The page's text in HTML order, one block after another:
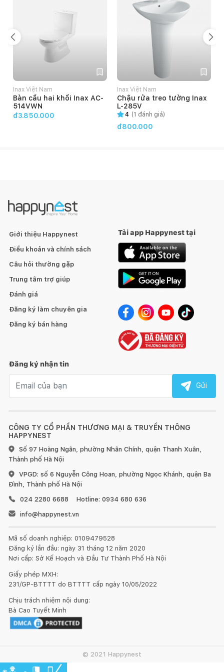
Kết cấu dạng tổ ong giúp ổn định lưu lượng, tạo ra dòng
nước êm, giảm tiếng ồn, tạo bọt, tiết kiệm nước.
Các chi tiết gioăng cao su có tính đàn hồi tốt, chịu mài
mòn, chịu được nhiệt độ lên đến 90 độ C
Inax Việt Nam
Bàn cầu hai khối Inax AC-
514VWN
đ3.850.000
Inax Việt Nam
Chậu rửa treo tường Inax
L-285V
4 (1 đánh giá)
đ800.000
CÔNG TY CỔ PHẦN THƯƠNG MẠI & TRUYỀN THÔNG
HAPPYNEST
Số 97 Hoàng Ngân, phường Nhân Chính, quận Thanh Xuân,
Thành phố Hà Nội
VPGD: số 6 Nguyễn Công Hoan, phường Ngọc Khánh, quận Ba
Đình, Thành phố Hà Nội
024 2280 6688
Hotline: 0934 680 636
info@happynest.vn
Mã số doanh nghiệp: 0109479528
Đăng ký lần đầu: ngày 31 tháng 12 năm 2020
Nơi cấp: Sở Kế Hoạch và Đầu Tư Thành Phố Hà Nội
Giấy phép MXH:
231/GP-BTTTT do BTTTT cấp ngày 10/05/2022
Chịu trách nhiệm nội dung:
Bà Cao Tuyết Minh
Giới thiệu Happynest
Điều khoản và chính sách
Câu hỏi thường gặp
Trung tâm trợ giúp
Đánh giá
Đăng ký làm chuyên gia
Đăng ký bán hàng
Tải app Happynest tại
Đăng ký nhận tin
Gửi
© 2021 Happynest